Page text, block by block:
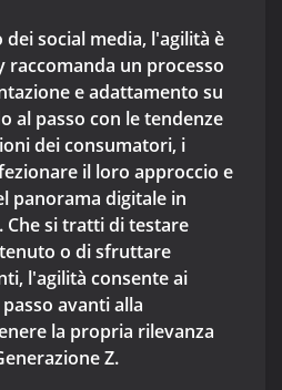
social media, l'agilità è
raccomanda un processo
e adattamento su
al passo con le tendenze
dei consumatori, i
il loro approccio e
panorama digitale in
si tratti di testare
o di sfruttare
l'agilità consente ai
avanti alla
la propria rilevanza
Z.